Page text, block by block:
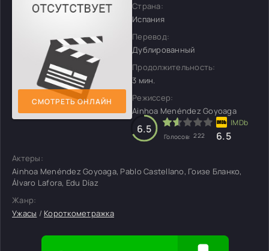
СМОТРЕТЬ ОНЛАЙН
Страна:
Испания
Перевод:
Дублированный
Продолжительность:
3 мин.
Режиссер:
Ainhoa Menéndez Goyoaga
6.5
Голосов: 222 6.5
Актеры:
Ainhoa Menéndez Goyoaga, Pablo Castellano, Гоизе Бланко,
Álvaro Lafora, Edu Díaz
Жанр:
Ужасы / Короткометражка